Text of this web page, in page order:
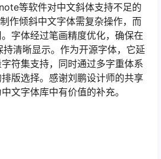
等软件对中文斜体支持不足的
倾斜中文字体需复杂操作，而
字体经过笔画精度优化，确保在
持清晰显示。作为开源字体，它延
符集支持，同时通过多字重体系
版选择。感谢刘鹏设计师的共享
文字体库中有价值的补充。